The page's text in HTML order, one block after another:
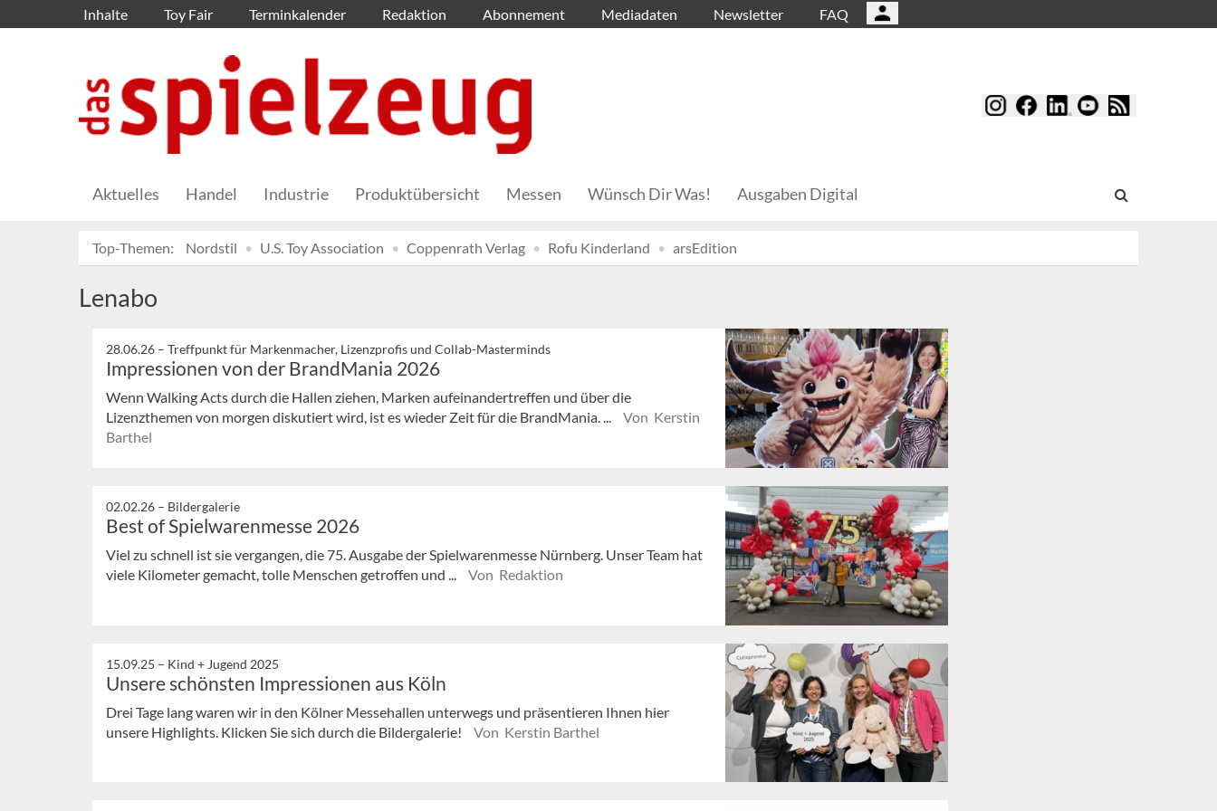
Inhalte Toy Fair Terminkalender Redaktion Abonnement Mediadaten Newsletter FAQ
Aktuelles Handel Industrie Produktübersicht Messen Wünsch Dir Was! Ausgaben Digital
Top-Themen: Nordstil U.S. Toy Association Coppenrath Verlag Rofu Kinderland arsEdition
Lenabo
28.06.26 – Treffpunkt für Markenmacher, Lizenzprofis und Collab-Masterminds
Impressionen von der BrandMania 2026
Wenn Walking Acts durch die Hallen ziehen, Marken aufeinandertreffen und über die
Lizenzthemen von morgen diskutiert wird, ist es wieder Zeit für die BrandMania. ...
Von Kerstin
Barthel
02.02.26 – Bildergalerie
Best of Spielwarenmesse 2026
Viel zu schnell ist sie vergangen, die 75. Ausgabe der Spielwarenmesse Nürnberg. Unser Team hat
viele Kilometer gemacht, tolle Menschen getroffen und ...
Von Redaktion
15.09.25 – Kind + Jugend 2025
Unsere schönsten Impressionen aus Köln
Drei Tage lang waren wir in den Kölner Messehallen unterwegs und präsentieren Ihnen hier
unsere Highlights. Klicken Sie sich durch die Bildergalerie!
Von Kerstin Barthel